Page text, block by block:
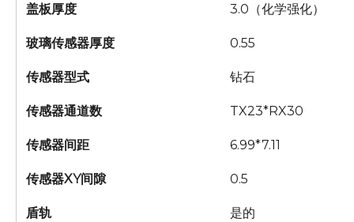
盖板厚度 3.0（化学强化）
玻璃传感器厚度 0.55
传感器型式 钻石
传感器通道数 TX23*RX30
传感器间距 6.99*7.11
传感器XY间隙 0.5
盾轨 是的